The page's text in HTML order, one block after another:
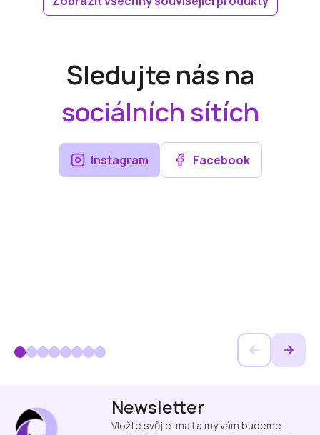
Sledujte nás na
sociálních sítích
Instagram Facebook
Newsletter
Vložte svůj e-mail a my vám budeme